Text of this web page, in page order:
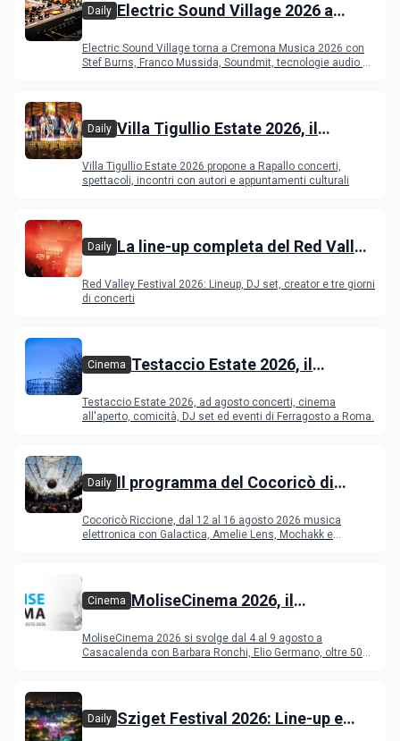
Daily Electric Sound Village 2026 a
Young Band Contest, il programma
Electric Sound Village torna a Cremona Musica 2026 con
Stef Burns, Franco Mussida, Soundmit, tecnologie audio e
Daily Villa Tigullio Estate 2026, il
Villa Tigullio Estate 2026 propone a Rapallo concerti,
spettacoli, incontri con autori e appuntamenti culturali
Daily La line-up completa del Red Valley
Red Valley Festival 2026: Lineup, DJ set, creator e tre giorni
di concerti
Cinema Testaccio Estate 2026, il
Ferragosto
Testaccio Estate 2026, ad agosto concerti, cinema
all'aperto, comicità, DJ set ed eventi di Ferragosto a Roma.
Daily Il programma del Cocoricò di
Cocoricò Riccione, dal 12 al 16 agosto 2026 musica
elettronica con Galactica, Amelie Lens, Mochakk e
Cinema MoliseCinema 2026, il
MoliseCinema 2026 si svolge dal 4 al 9 agosto a
Casacalenda con Barbara Ronchi, Elio Germano, oltre 50
Daily Sziget Festival 2026: Line-up e